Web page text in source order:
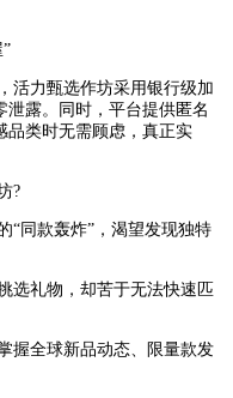
活力甄选作坊采用银行级加
泄露。同时，平台提供匿名
品类时无需顾虑，真正实
?
“同款轰炸”，渴望发现独特
选礼物，却苦于无法快速匹
握全球新品动态、限量款发